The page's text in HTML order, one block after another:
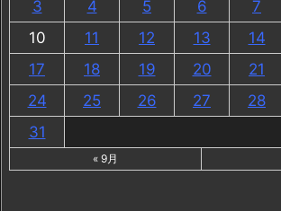
3
4 5 6 7
10
11 12 13 14
17
18 19 20 21
24
25 26 27 28
31
« 9月